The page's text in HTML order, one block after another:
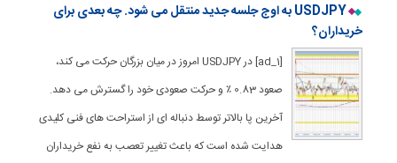
USDJPY به اوج جلسه جدید منتقل می شود. چه بعدی برای
خریداران؟
[ad_1] در USDJPY امروز در میان بزرگان حرکت می کند،
صعود 0.83 ٪ و حرکت صعودی خود را گسترش می دهد.
آخرین پا بالاتر توسط دنباله ای از استراحت های فنی کلیدی
هدایت شده است که باعث تغییر تعصب به نفع خریداران